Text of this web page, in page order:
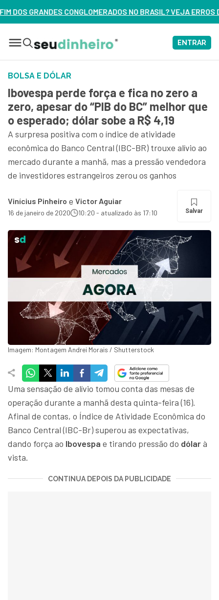
NO BRASIL? VEJA ERROS DE 3 DELES – ASSISTA AGORA
ENTRAR
BOLSA E DÓLAR
Ibovespa perde força e fica no zero a
zero, apesar do “PIB do BC” melhor que
o esperado; dólar sobe a R$ 4,19
A surpresa positiva com o índice de atividade
econômica do Banco Central (IBC-BR) trouxe alívio ao
mercado durante a manhã, mas a pressão vendedora
de investidores estrangeiros zerou os ganhos
Vinícius Pinheiro e Victor Aguiar
16 de janeiro de 2020 10:20 - atualizado às 17:10 Salvar
Imagem: Montagem Andrei Morais / Shutterstock
Uma sensação de alívio tomou conta das mesas de
operação durante a manhã desta quinta-feira (16).
Afinal de contas, o Índice de Atividade Econômica do
Banco Central (IBC-Br) superou as expectativas,
dando força ao Ibovespa e tirando pressão do dólarà
vista.
CONTINUA DEPOIS DA PUBLICIDADE